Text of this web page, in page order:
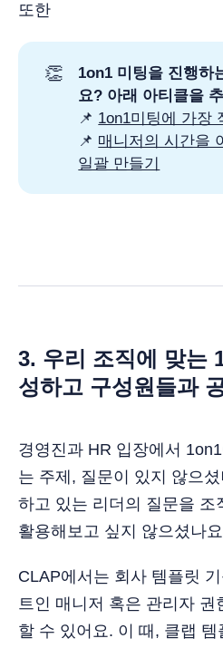
또한
👏
1on1 미팅을 진행하
요? 아래 아티클을
📌 1on1미팅에 가장
📌 매니저의 시간을
일괄 만들기
3. 우리 조직에 맞는
성하고 구성원들과
경영진과 HR 입장에서
는 주제, 질문이 있지 않으
하고 있는 리더의 질문을 조
활용해보고 싶지 않으셨나
CLAP에서는 회사 템플릿
트인 매니저 혹은 관리자 권
할 수 있어요. 이 때, 클랩